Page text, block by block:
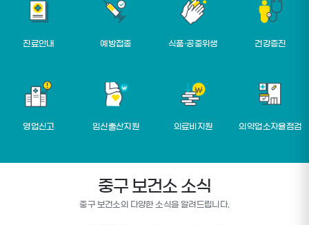
진료안내 예방접종 식품·공중위생 건강증진
영업신고 임신출산지원 의료비지원 의약업소자율점검
중구 보건소 소식
중구 보건소의 다양한 소식을 알려드립니다.